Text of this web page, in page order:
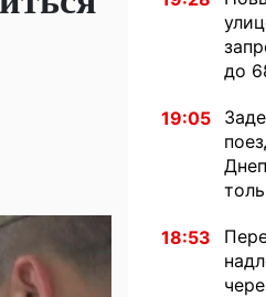
до
19:05
18:53